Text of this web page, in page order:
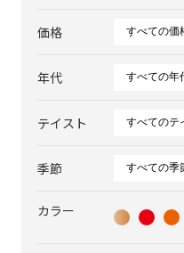
価格
年代
テイスト
季節
カラー